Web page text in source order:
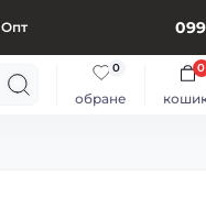
обране
0 0